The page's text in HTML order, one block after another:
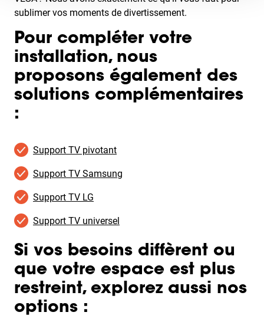
sublimer vos moments de divertissement.
Pour compléter votre
installation, nous
proposons également des
solutions complémentaires
:
Support TV pivotant
Support TV Samsung
Support TV LG
Support TV universel
Si vos besoins diffèrent ou
que votre espace est plus
restreint, explorez aussi nos
options :